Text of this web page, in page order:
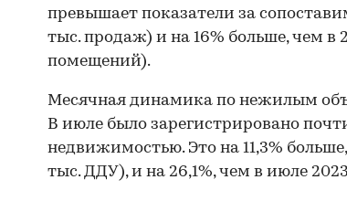
превышает показатели за
тыс. продаж) и на 16% больше, чем в
помещений).
Месячная динамика по нежилым
В июле было зарегистрировано
недвижимостью. Это на 11,3%
тыс. ДДУ), и на 26,1%, чем в июле